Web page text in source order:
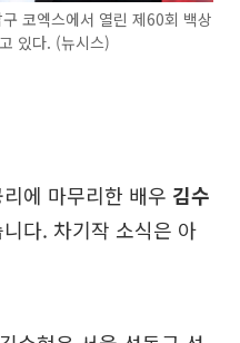
코엑스에서 열린 제60회 백상
있다. (뉴시스)
에 마무리한 배우 김수
다. 차기작 소식은 아